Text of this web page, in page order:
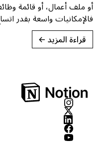
أو ملف أعمال، أو قائمة
فالإمكانيات واسعة بقدر
قراءة المزيد →